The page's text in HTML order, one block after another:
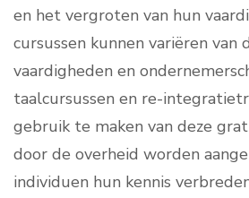
en het vergroten van hun
cursussen kunnen variëren van
vaardigheden en
taalcursussen en re-
gebruik te maken van deze
door de overheid worden
individuen hun kennis